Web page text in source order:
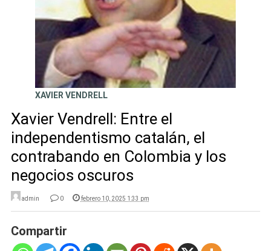
XAVIER VENDRELL
Xavier Vendrell: Entre el
independentismo catalán, el
contrabando en Colombia y los
negocios oscuros
admin 0 febrero 10, 2025 1:33 pm
Compartir